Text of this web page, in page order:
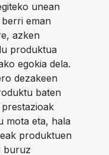
unean
eman
azken
produktua
egokia dela.
dezakeen
baten
mota eta, hala
produktuen
buruz